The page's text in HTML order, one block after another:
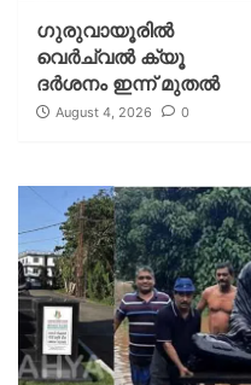
ഗുരുവായൂരില്‍
വെര്‍ച്വല്‍ ക്യൂ
ദര്‍ശനം ഇന്ന് മുതല്‍
August 4, 2026 0